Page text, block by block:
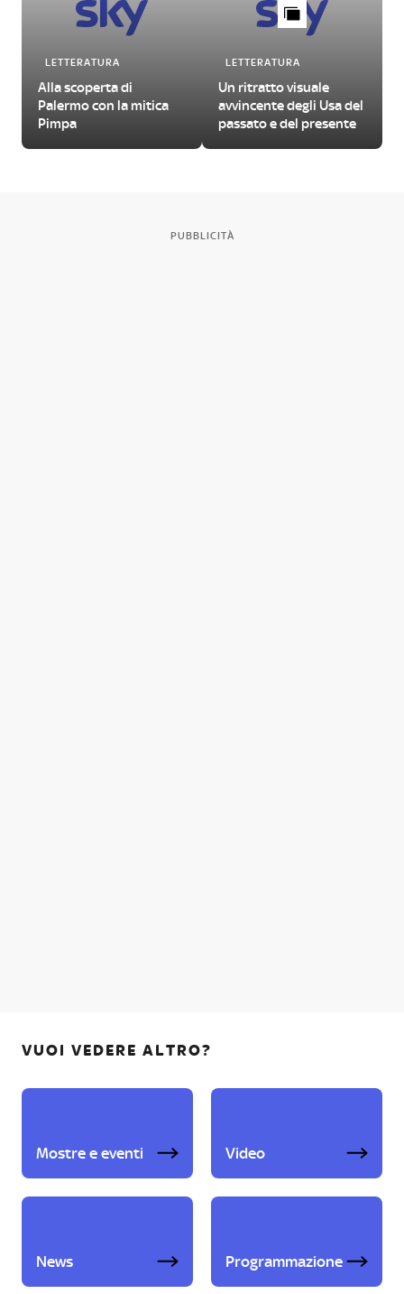
LETTERATURA
Alla scoperta di
Palermo con la mitica
Pimpa
LETTERATURA
Un ritratto visuale
avvincente degli Usa del
passato e del presente
PUBBLICITÀ
VUOI VEDERE ALTRO?
Mostre e eventi Video
News Programmazione